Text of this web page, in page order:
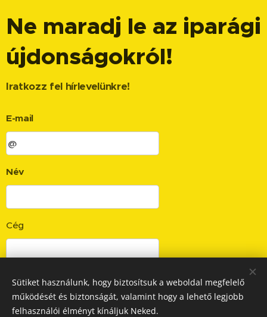
Ne maradj le az iparági
újdonságokról!
Iratkozz fel hírlevelünkre!
E-mail
Név
Cég
Küldés
Sütiket használunk, hogy biztosítsuk a weboldal megfelelő
működését és biztonságát, valamint hogy a lehető legjobb
felhasználói élményt kínáljuk Neked.